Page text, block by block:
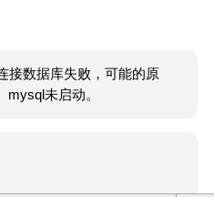
接数据库失败，可能的原
mysql未启动。